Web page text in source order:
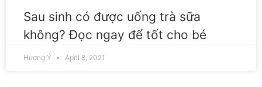
Sau sinh có được uống trà sữa
không? Đọc ngay để tốt cho bé
Hương Ý April 8, 2021